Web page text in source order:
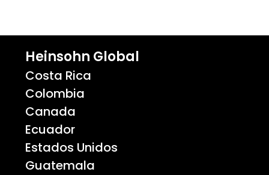
Heinsohn Global
Costa Rica
Colombia
Canada
Ecuador
Estados Unidos
Guatemala